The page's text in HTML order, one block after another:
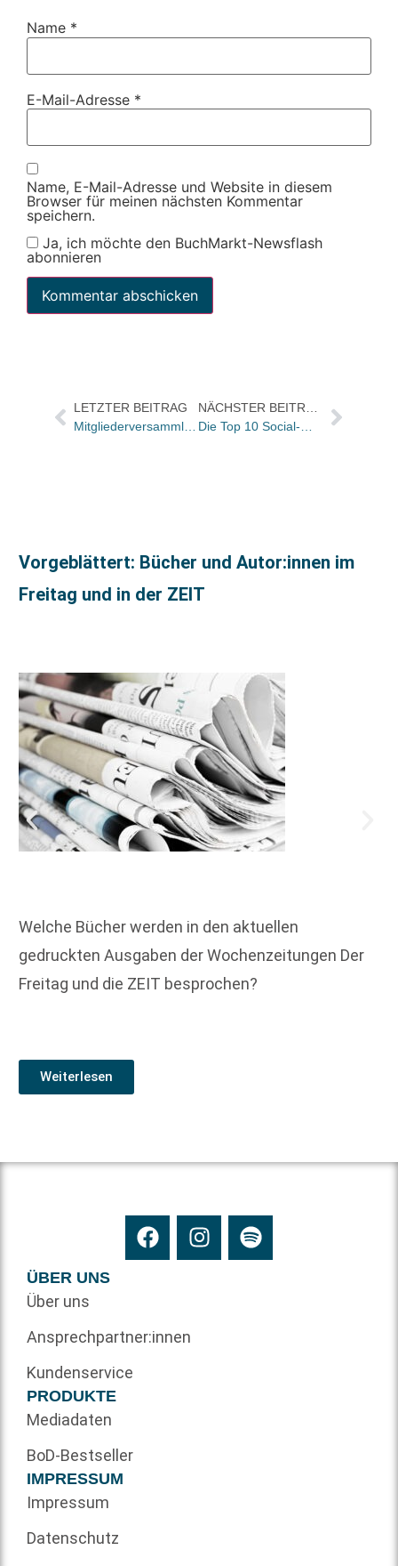
Name *
E-Mail-Adresse *
Name, E-Mail-Adresse und Website in diesem
Browser für meinen nächsten Kommentar
speichern.
Ja, ich möchte den BuchMarkt-Newsflash
abonnieren
LETZTER BEITRAG
Mitgliederversammlung will eigenen Peisbindungstreuhänder bestellen
Vorgeblättert: Bücher und Autor:innen im
Freitag und in der ZEIT
Welche Bücher werden in den aktuellen
gedruckten Ausgaben der Wochenzeitungen Der
Freitag und die ZEIT besprochen?
Weiterlesen
ÜBER UNS
Über uns
Ansprechpartner:innen
Kundenservice
PRODUKTE
Mediadaten
BoD-Bestseller
IMPRESSUM
Impressum
Datenschutz